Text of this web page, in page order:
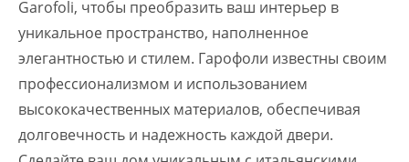
Garofoli, чтобы преобразить ваш интерьер в
уникальное пространство, наполненное
элегантностью и стилем. Гарофоли известны своим
профессионализмом и использованием
высококачественных материалов, обеспечивая
долговечность и надежность каждой двери.